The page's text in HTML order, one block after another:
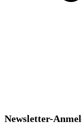
Newsletter-